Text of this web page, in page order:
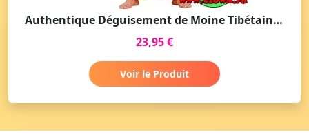
Authentique Déguisement de Moine Tibétain pour Adultes
23,95 €
Voir le Produit